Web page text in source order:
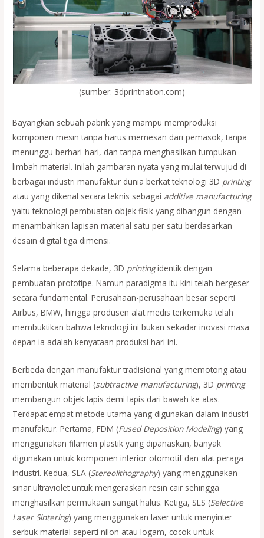
(sumber: 3dprintnation.com)
Bayangkan sebuah pabrik yang mampu memproduksi
komponen mesin tanpa harus memesan dari pemasok, tanpa
menunggu berhari-hari, dan tanpa menghasilkan tumpukan
limbah material. Inilah gambaran nyata yang mulai terwujud di
berbagai industri manufaktur dunia berkat teknologi 3D printing
atau yang dikenal secara teknis sebagai additive manufacturing
yaitu teknologi pembuatan objek fisik yang dibangun dengan
menambahkan lapisan material satu per satu berdasarkan
desain digital tiga dimensi.
Selama beberapa dekade, 3D printingidentik dengan
pembuatan prototipe. Namun paradigma itu kini telah bergeser
secara fundamental. Perusahaan-perusahaan besar seperti
Airbus, BMW, hingga produsen alat medis terkemuka telah
membuktikan bahwa teknologi ini bukan sekadar inovasi masa
depan ia adalah kenyataan produksi hari ini.
Berbeda dengan manufaktur tradisional yang memotong atau
membentuk material (subtractive manufacturing), 3D printing
membangun objek lapis demi lapis dari bawah ke atas.
Terdapat empat metode utama yang digunakan dalam industri
manufaktur. Pertama, FDM (Fused Deposition Modeling) yang
menggunakan filamen plastik yang dipanaskan, banyak
digunakan untuk komponen interior otomotif dan alat peraga
industri. Kedua, SLA (Stereolithography) yang menggunakan
sinar ultraviolet untuk mengeraskan resin cair sehingga
menghasilkan permukaan sangat halus. Ketiga, SLS (Selective
Laser Sintering) yang menggunakan laser untuk menyinter
serbuk material seperti nilon atau logam, cocok untuk